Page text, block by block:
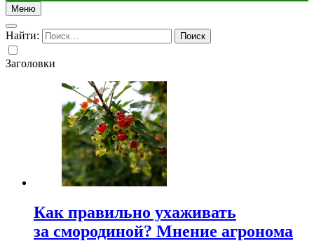
Меню
Найти:
Заголовки
Как правильно ухаживать
за смородиной? Мнение агронома